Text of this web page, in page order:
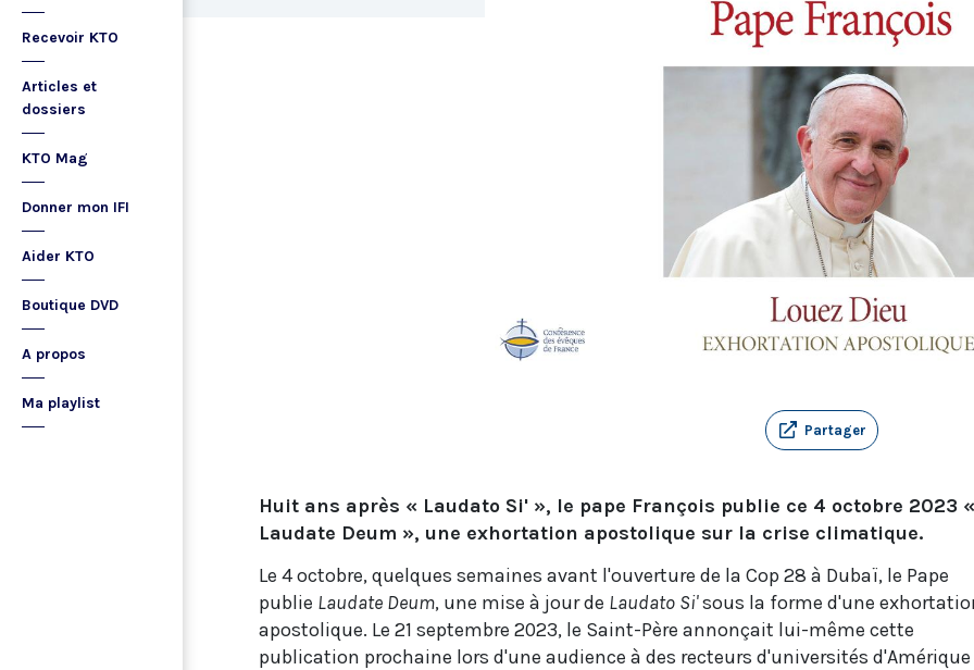
Recevoir KTO
Articles et
dossiers
KTO Mag
Donner mon IFI
Aider KTO
Boutique DVD
A propos
Ma playlist
Partager
Huit ans après « Laudato Si' », le pape François publie ce 4 octobre 2023 «
Laudate Deum », une exhortation apostolique sur la crise climatique.
Le 4 octobre, quelques semaines avant l'ouverture de la Cop 28 à Dubaï, le Pape
publie Laudate Deum, une mise à jour de Laudato Si'sous la forme d'une
apostolique. Le 21 septembre 2023, le Saint-Père annonçait lui-même cette
publication prochaine lors d'une audience à des recteurs d'universités d'Amérique